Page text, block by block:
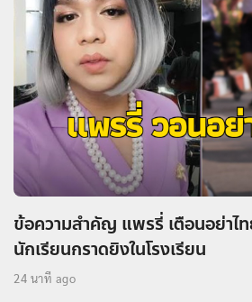
ข้อความสำคัญ แพรรี่ เตือนอย่าไ
นักเรียนกราดยิงในโรงเรียน
24 นาที ago